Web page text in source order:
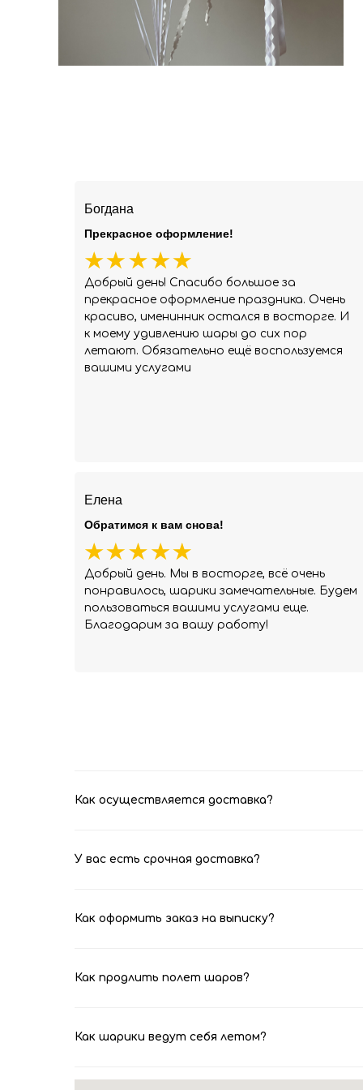
Елена
Добрый день. Мы в восторге, всё очень
понравилось, шарики замечательные. Будем
пользоваться вашими услугами еще.
Благодарим за вашу работу!
Обратимся к вам снова!
Богдана
Добрый день! Спасибо большое за
прекрасное оформление праздника. Очень
красиво, именинник остался в восторге. И
к моему удивлению шары до сих пор
летают. Обязательно ещё воспользуемся
вашими услугами
Прекрасное оформление!
Как осуществляется доставка?
У вас есть срочная доставка?
Как оформить заказ на выписку?
Как продлить полет шаров?
Как шарики ведут себя летом?